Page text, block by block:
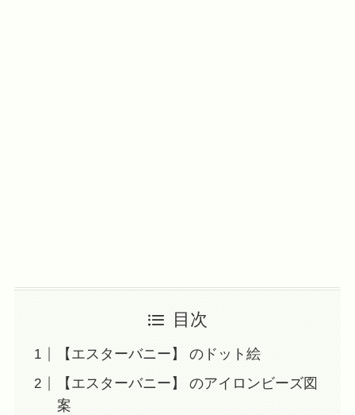
目次
【エスターバニー】 のドット絵
【エスターバニー】 のアイロンビーズ図
案